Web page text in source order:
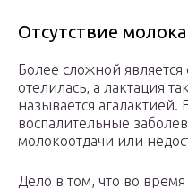
Отсутствие молока
Более сложной является
отелилась, а лактация
называется агалактией.
воспалительные
молокоотдачи или
Дело в том, что во